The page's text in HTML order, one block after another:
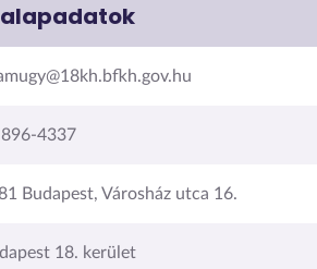
896-4337
Budapest, Városház utca 16.
18. kerület